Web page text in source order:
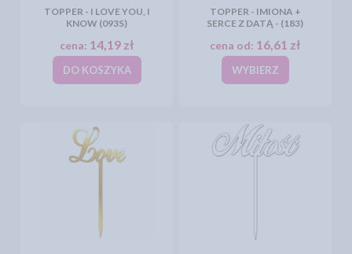
TOPPER - I LOVE YOU, I
KNOW (093S)
cena: 14,19 zł
DO KOSZYKA
TOPPER - IMIONA +
SERCE Z DATĄ - (183)
cena od: 16,61 zł
WYBIERZ